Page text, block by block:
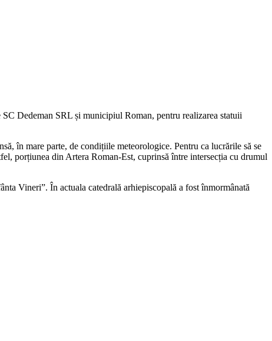
Dedeman SRL și municipiul Roman, pentru realizarea statuii
în mare parte, de condițiile meteorologice. Pentru ca lucrările să se
porțiunea din Artera Roman-Est, cuprinsă între intersecția cu drumul
Vineri”. În actuala catedrală arhiepiscopală a fost înmormânată